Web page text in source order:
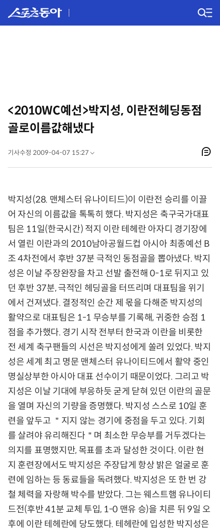
<2010WC예선>박지성, 이란전헤딩동점
골로이름값해냈다
기사수정 2009-04-07 15:27
박지성(28. 맨체스터 유나이티드)이 이란전 승리를 이끌
어 자신의 이름값을 톡톡히 했다. 박지성은 축구국가대표
팀은 11일(한국시간) 적지 이란 테헤란 아자디 경기장에
서 열린 이란과의 2010남아공월드컵 아시아 최종예선 B
조 4차전에서 후반 37분 극적인 동점골을 뽑아냈다. 박지
성은 이날 주장완장을 차고 선발 출전해 0-1로 뒤지고 있
던 후반 37분, 극적인 헤딩골을 터뜨리며 대표팀을 위기
에서 건져냈다. 결정적인 순간 제 몫을 다해준 박지성의
활약으로 대표팀은 1-1 무승부를 기록해, 귀중한 승점 1
점을 추가했다. 경기 시작 전부터 한국과 이란을 비롯한
전 세계 축구팬들의 시선은 박지성에게 쏠려 있었다. 박지
성은 세계 최고 명문 맨체스터 유나이티드에서 활약 중인
명실상부한 아시아 대표 선수이기 때문이었다. 그리고 박
지성은 이날 기대에 부응하듯 굳게 닫혀 있던 이란의 골문
을 열며 자신의 기량을 증명했다. 박지성 스스로 10일 훈
련을 앞두고 ＂지지 않는 경기에 중점을 두고 있다. 기회
를 살려야 유리해진다＂며 최소한 무승부를 거두겠다는
의지를 표명했지만, 목표를 초과 달성한 것이다. 이란 현
지 훈련장에서도 박지성은 주장답게 항상 밝은 얼굴로 훈
련에 임하는 등 동료들을 독려했다. 박지성은 또 한 번 강
철 체력을 자랑해 박수를 받았다. 그는 웨스트햄 유나이티
드전(후반 41분 교체 투입, 1-0 맨유 승)을 치른 뒤 9일 오
후에 이란 테헤란에 당도했다. 테헤란에 입성한 박지성은